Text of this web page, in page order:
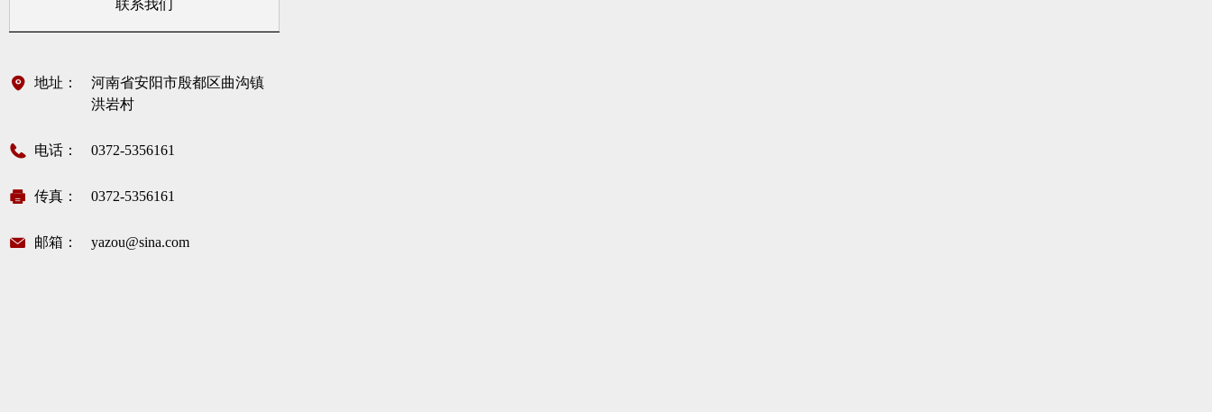
地址：
河南省安阳市殷都区曲沟镇
洪岩村
电话： 0372-5356161
传真： 0372-5356161
邮箱： yazou@sina.com
联系我们